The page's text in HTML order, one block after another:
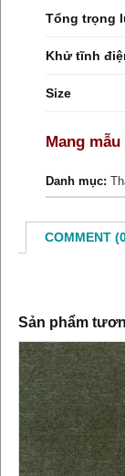
Tổng trọng
Khử tĩnh
Size
Mang
Danh mục:
COMMENT
Sản phẩm